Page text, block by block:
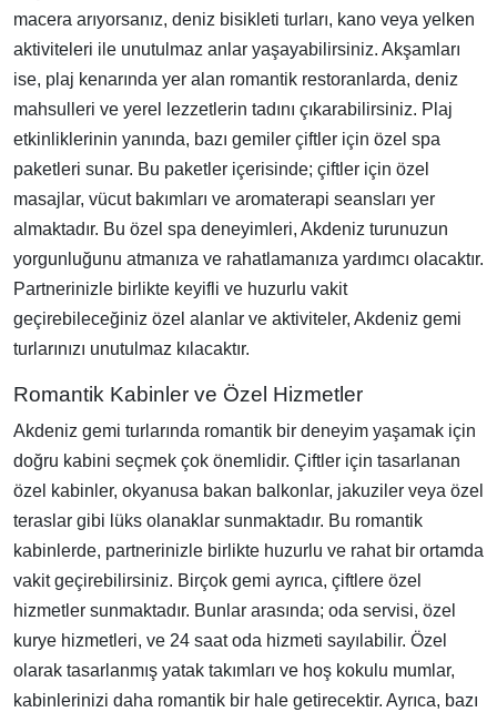
macera arıyorsanız, deniz bisikleti turları, kano veya yelken
aktiviteleri ile unutulmaz anlar yaşayabilirsiniz. Akşamları
ise, plaj kenarında yer alan romantik restoranlarda, deniz
mahsulleri ve yerel lezzetlerin tadını çıkarabilirsiniz. Plaj
etkinliklerinin yanında, bazı gemiler çiftler için özel spa
paketleri sunar. Bu paketler içerisinde; çiftler için özel
masajlar, vücut bakımları ve aromaterapi seansları yer
almaktadır. Bu özel spa deneyimleri, Akdeniz turunuzun
yorgunluğunu atmanıza ve rahatlamanıza yardımcı olacaktır.
Partnerinizle birlikte keyifli ve huzurlu vakit
geçirebileceğiniz özel alanlar ve aktiviteler, Akdeniz gemi
turlarınızı unutulmaz kılacaktır.
Romantik Kabinler ve Özel Hizmetler
Akdeniz gemi turlarında romantik bir deneyim yaşamak için
doğru kabini seçmek çok önemlidir. Çiftler için tasarlanan
özel kabinler, okyanusa bakan balkonlar, jakuziler veya özel
teraslar gibi lüks olanaklar sunmaktadır. Bu romantik
kabinlerde, partnerinizle birlikte huzurlu ve rahat bir ortamda
vakit geçirebilirsiniz. Birçok gemi ayrıca, çiftlere özel
hizmetler sunmaktadır. Bunlar arasında; oda servisi, özel
kurye hizmetleri, ve 24 saat oda hizmeti sayılabilir. Özel
olarak tasarlanmış yatak takımları ve hoş kokulu mumlar,
kabinlerinizi daha romantik bir hale getirecektir. Ayrıca, bazı